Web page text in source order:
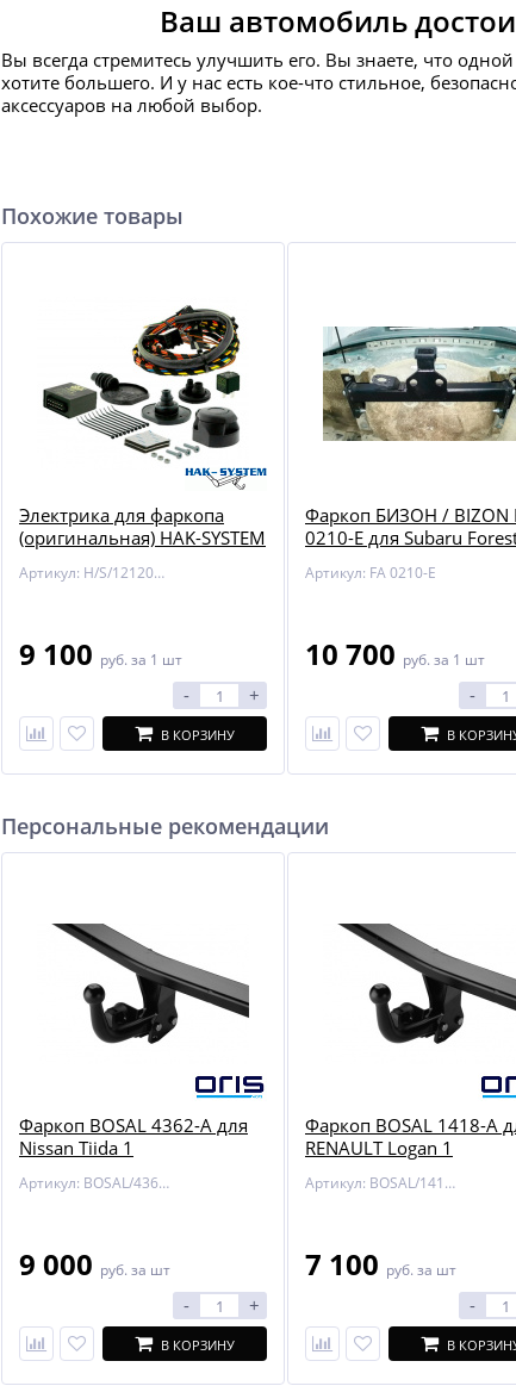
Ваш автомобиль
Вы всегда стремитесь улучшить его. Вы знаете, что
хотите большего. И у нас есть кое-что стильное,
аксессуаров на любой выбор.
Похожие товары
Электрика для фаркопа
(оригинальная) HAK-SYSTEM
Артикул: H/S/12120518
9 100 руб. за 1 шт
- +
В КОРЗИНУ
Фаркоп БИЗОН / BIZON
0210-E для Subaru
Артикул: FA 0210-E
10 700 руб. за 1 шт
-
В
Персональные рекомендации
Фаркоп BOSAL 4362-A для
Nissan Tiida 1
Артикул: BOSAL/4362-A
9 000 руб. за шт
- +
В КОРЗИНУ
Фаркоп BOSAL 1418-A
RENAULT Logan 1
Артикул: BOSAL/1418-A
7 100 руб. за шт
-
В